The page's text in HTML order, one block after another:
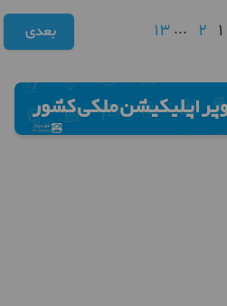
1
2
...
13 بعدی